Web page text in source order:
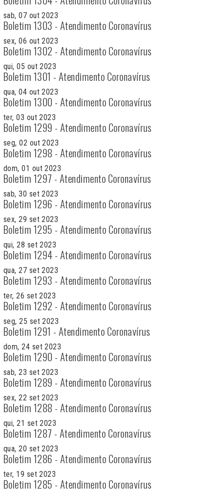
sab, 07 out 2023
Boletim 1303 - Atendimento Coronavírus
sex, 06 out 2023
Boletim 1302 - Atendimento Coronavírus
qui, 05 out 2023
Boletim 1301 - Atendimento Coronavírus
qua, 04 out 2023
Boletim 1300 - Atendimento Coronavírus
ter, 03 out 2023
Boletim 1299 - Atendimento Coronavírus
seg, 02 out 2023
Boletim 1298 - Atendimento Coronavírus
dom, 01 out 2023
Boletim 1297 - Atendimento Coronavírus
sab, 30 set 2023
Boletim 1296 - Atendimento Coronavírus
sex, 29 set 2023
Boletim 1295 - Atendimento Coronavírus
qui, 28 set 2023
Boletim 1294 - Atendimento Coronavírus
qua, 27 set 2023
Boletim 1293 - Atendimento Coronavírus
ter, 26 set 2023
Boletim 1292 - Atendimento Coronavírus
seg, 25 set 2023
Boletim 1291 - Atendimento Coronavírus
dom, 24 set 2023
Boletim 1290 - Atendimento Coronavírus
sab, 23 set 2023
Boletim 1289 - Atendimento Coronavírus
sex, 22 set 2023
Boletim 1288 - Atendimento Coronavírus
qui, 21 set 2023
Boletim 1287 - Atendimento Coronavírus
qua, 20 set 2023
Boletim 1286 - Atendimento Coronavírus
ter, 19 set 2023
Boletim 1285 - Atendimento Coronavírus